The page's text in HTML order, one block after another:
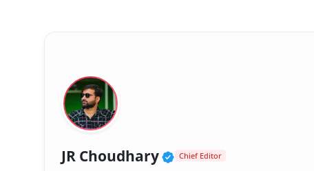
JR Choudhary Verified Public
Chief Editor